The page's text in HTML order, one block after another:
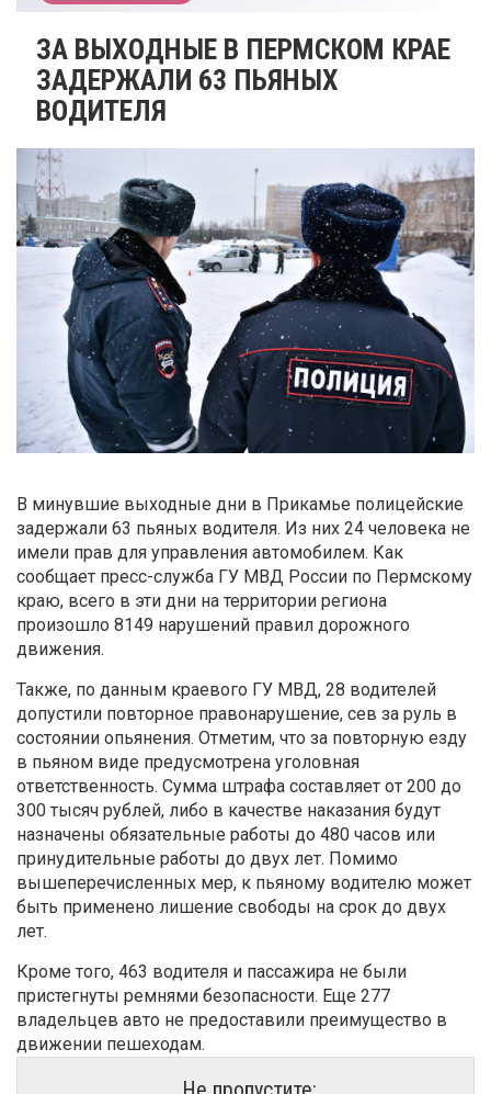
ЗА ВЫХОДНЫЕ В ПЕРМСКОМ КРАЕ
ЗАДЕРЖАЛИ 63 ПЬЯНЫХ
ВОДИТЕЛЯ
В минувшие выходные дни в Прикамье полицейские
задержали 63 пьяных водителя. Из них 24 человека не
имели прав для управления автомобилем. Как
сообщает пресс-служба ГУ МВД России по Пермскому
краю, всего в эти дни на территории региона
произошло 8149 нарушений правил дорожного
движения.
Также, по данным краевого ГУ МВД, 28 водителей
допустили повторное правонарушение, сев за руль в
состоянии опьянения. Отметим, что за повторную езду
в пьяном виде предусмотрена уголовная
ответственность. Сумма штрафа составляет от 200 до
300 тысяч рублей, либо в качестве наказания будут
назначены обязательные работы до 480 часов или
принудительные работы до двух лет. Помимо
вышеперечисленных мер, к пьяному водителю может
быть применено лишение свободы на срок до двух
лет.
Кроме того, 463 водителя и пассажира не были
пристегнуты ремнями безопасности. Еще 277
владельцев авто не предоставили преимущество в
движении пешеходам.